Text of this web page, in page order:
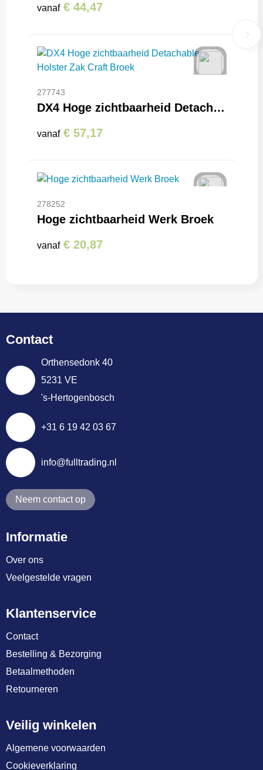
vanaf € 44,47
277743
DX4 Hoge zichtbaarheid Detachable Holster Zak Craft Broek
vanaf € 57,17
278252
Hoge zichtbaarheid Werk Broek
vanaf € 20,87
Contact
Orthensedonk 40
5231 VE
's-Hertogenbosch
+31 6 19 42 03 67
info@fulltrading.nl
Neem contact op
Informatie
Over ons
Veelgestelde vragen
Klantenservice
Contact
Bestelling & Bezorging
Betaalmethoden
Retourneren
Veilig winkelen
Algemene voorwaarden
Cookieverklaring